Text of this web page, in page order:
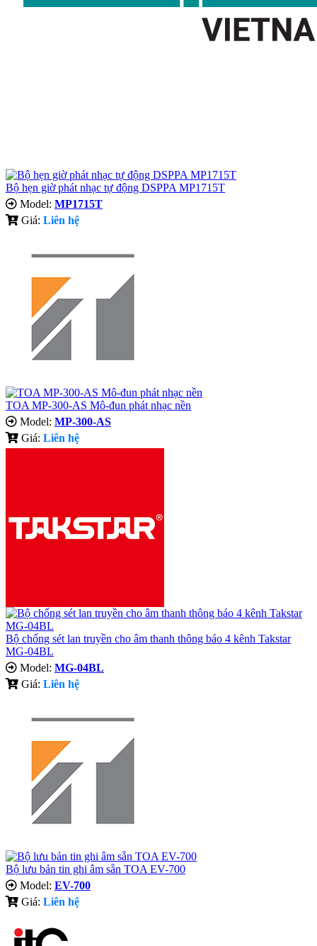
Bộ hẹn giờ phát nhạc tự động DSPPA MP1715T
Model: MP1715T
Giá: Liên hệ
TOA MP-300-AS Mô-đun phát nhạc nền
Model: MP-300-AS
Giá: Liên hệ
Bộ chống sét lan truyền cho âm thanh thông báo 4 kênh Takstar
MG-04BL
Model: MG-04BL
Giá: Liên hệ
Bộ lưu bản tin ghi âm sẵn TOA EV-700
Model: EV-700
Giá: Liên hệ